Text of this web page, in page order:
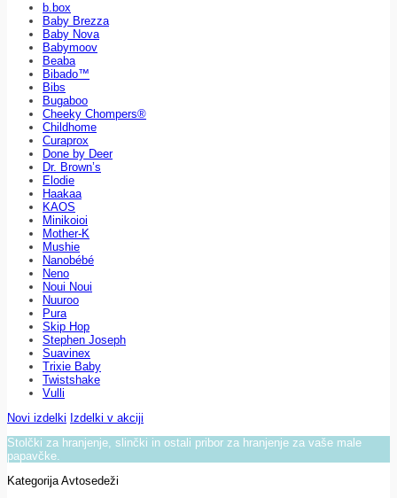
b.box
Baby Brezza
Baby Nova
Babymoov
Beaba
Bibado™
Bibs
Bugaboo
Cheeky Chompers®
Childhome
Curaprox
Done by Deer
Dr. Brown’s
Elodie
Haakaa
KAOS
Minikoioi
Mother-K
Mushie
Nanobébé
Neno
Noui Noui
Nuuroo
Pura
Skip Hop
Stephen Joseph
Suavinex
Trixie Baby
Twistshake
Vulli
Novi izdelki Izdelki v akciji
Stolčki za hranjenje, slinčki in ostali pribor za hranjenje za vaše male
papavčke.
Kategorija Avtosedeži